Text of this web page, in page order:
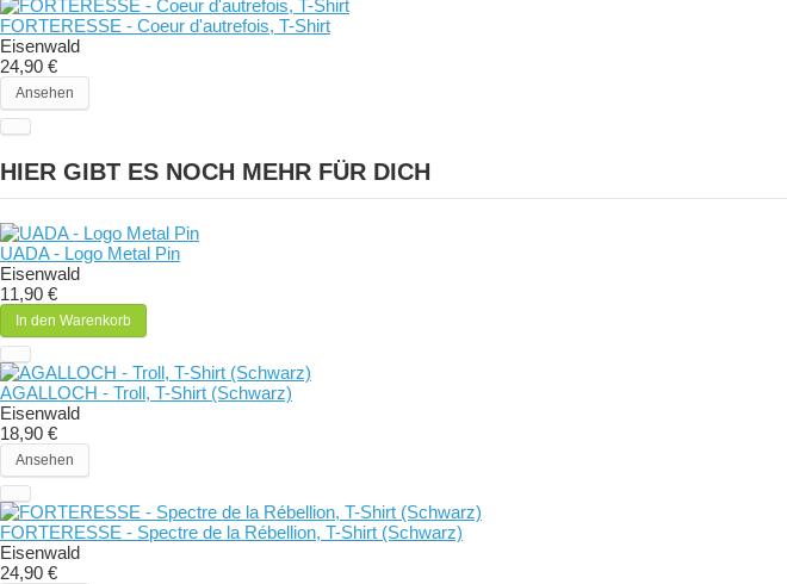
FORTERESSE - Coeur d'autrefois, T-Shirt
Eisenwald
24,90 €
Ansehen
HIER GIBT ES NOCH MEHR FÜR DICH
UADA - Logo Metal Pin
Eisenwald
11,90 €
In den Warenkorb
AGALLOCH - Troll, T-Shirt (Schwarz)
Eisenwald
18,90 €
Ansehen
FORTERESSE - Spectre de la Rébellion, T-Shirt (Schwarz)
Eisenwald
24,90 €